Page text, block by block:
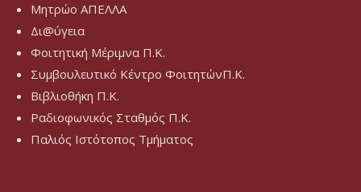
Μητρώο ΑΠΕΛΛΑ
Δι@ύγεια
Φοιτητική Μέριμνα Π.Κ.
Συμβουλευτικό Κέντρο ΦοιτητώνΠ.Κ.
Βιβλιοθήκη Π.Κ.
Ραδιοφωνικός Σταθμός Π.Κ.
Παλιός Ιστότοπος Τμήματος